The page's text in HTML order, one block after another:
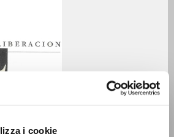
i cookieBÚSQUEDA AVANZADA »